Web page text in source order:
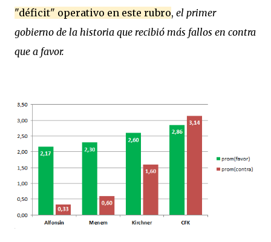
"déficit" operativo en este rubro, el primer
gobierno de la historia que recibió más fallos en contra
que a favor.